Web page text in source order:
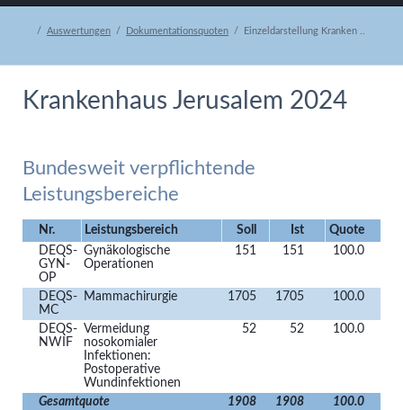
Auswertungen Dokumentationsquoten Einzeldarstellung Kranken ..
Krankenhaus Jerusalem 2024
Bundesweit verpflichtende
Leistungsbereiche
Nr. Leistungsbereich Soll Ist
Quote
DEQS-
GYN-
OP
Gynäkologische
Operationen
151 151 100.0
DEQS-
MC
Mammachirurgie 1705 1705 100.0
DEQS-
NWIF
Vermeidung
nosokomialer
Infektionen:
Postoperative
Wundinfektionen
52 52 100.0
Gesamtquote 1908 1908 100.0